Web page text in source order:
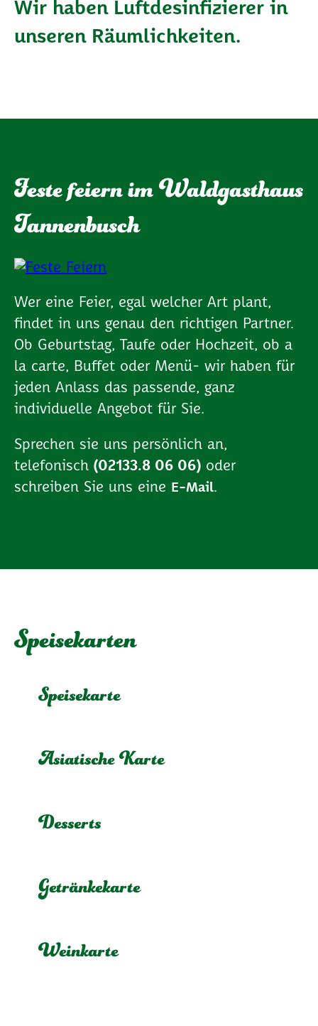
Wir haben Luftdesinfizierer in
unseren Räumlichkeiten.
Feste feiern im Waldgasthaus
Tannenbusch
Wer eine Feier, egal welcher Art plant,
findet in uns genau den richtigen Partner.
Ob Geburtstag, Taufe oder Hochzeit, ob a
la carte, Buffet oder Menü- wir haben für
jeden Anlass das passende, ganz
individuelle Angebot für Sie.
Sprechen sie uns persönlich an,
telefonisch (02133.8 06 06) oder
schreiben Sie uns eine
E-Mail.
Speisekarten
Speisekarte
Asiatische Karte
Desserts
Getränkekarte
Weinkarte